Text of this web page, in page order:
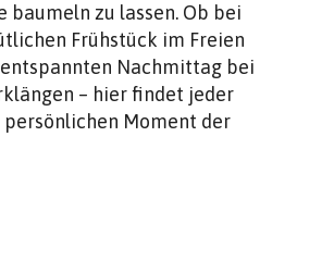
baumeln zu lassen. Ob bei
Frühstück im Freien
Nachmittag bei
– hier findet jeder
persönlichen Moment der